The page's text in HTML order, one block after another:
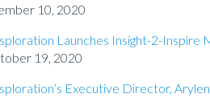
10, 2020
Launches Insight-2-
19, 2020
Executive Director,